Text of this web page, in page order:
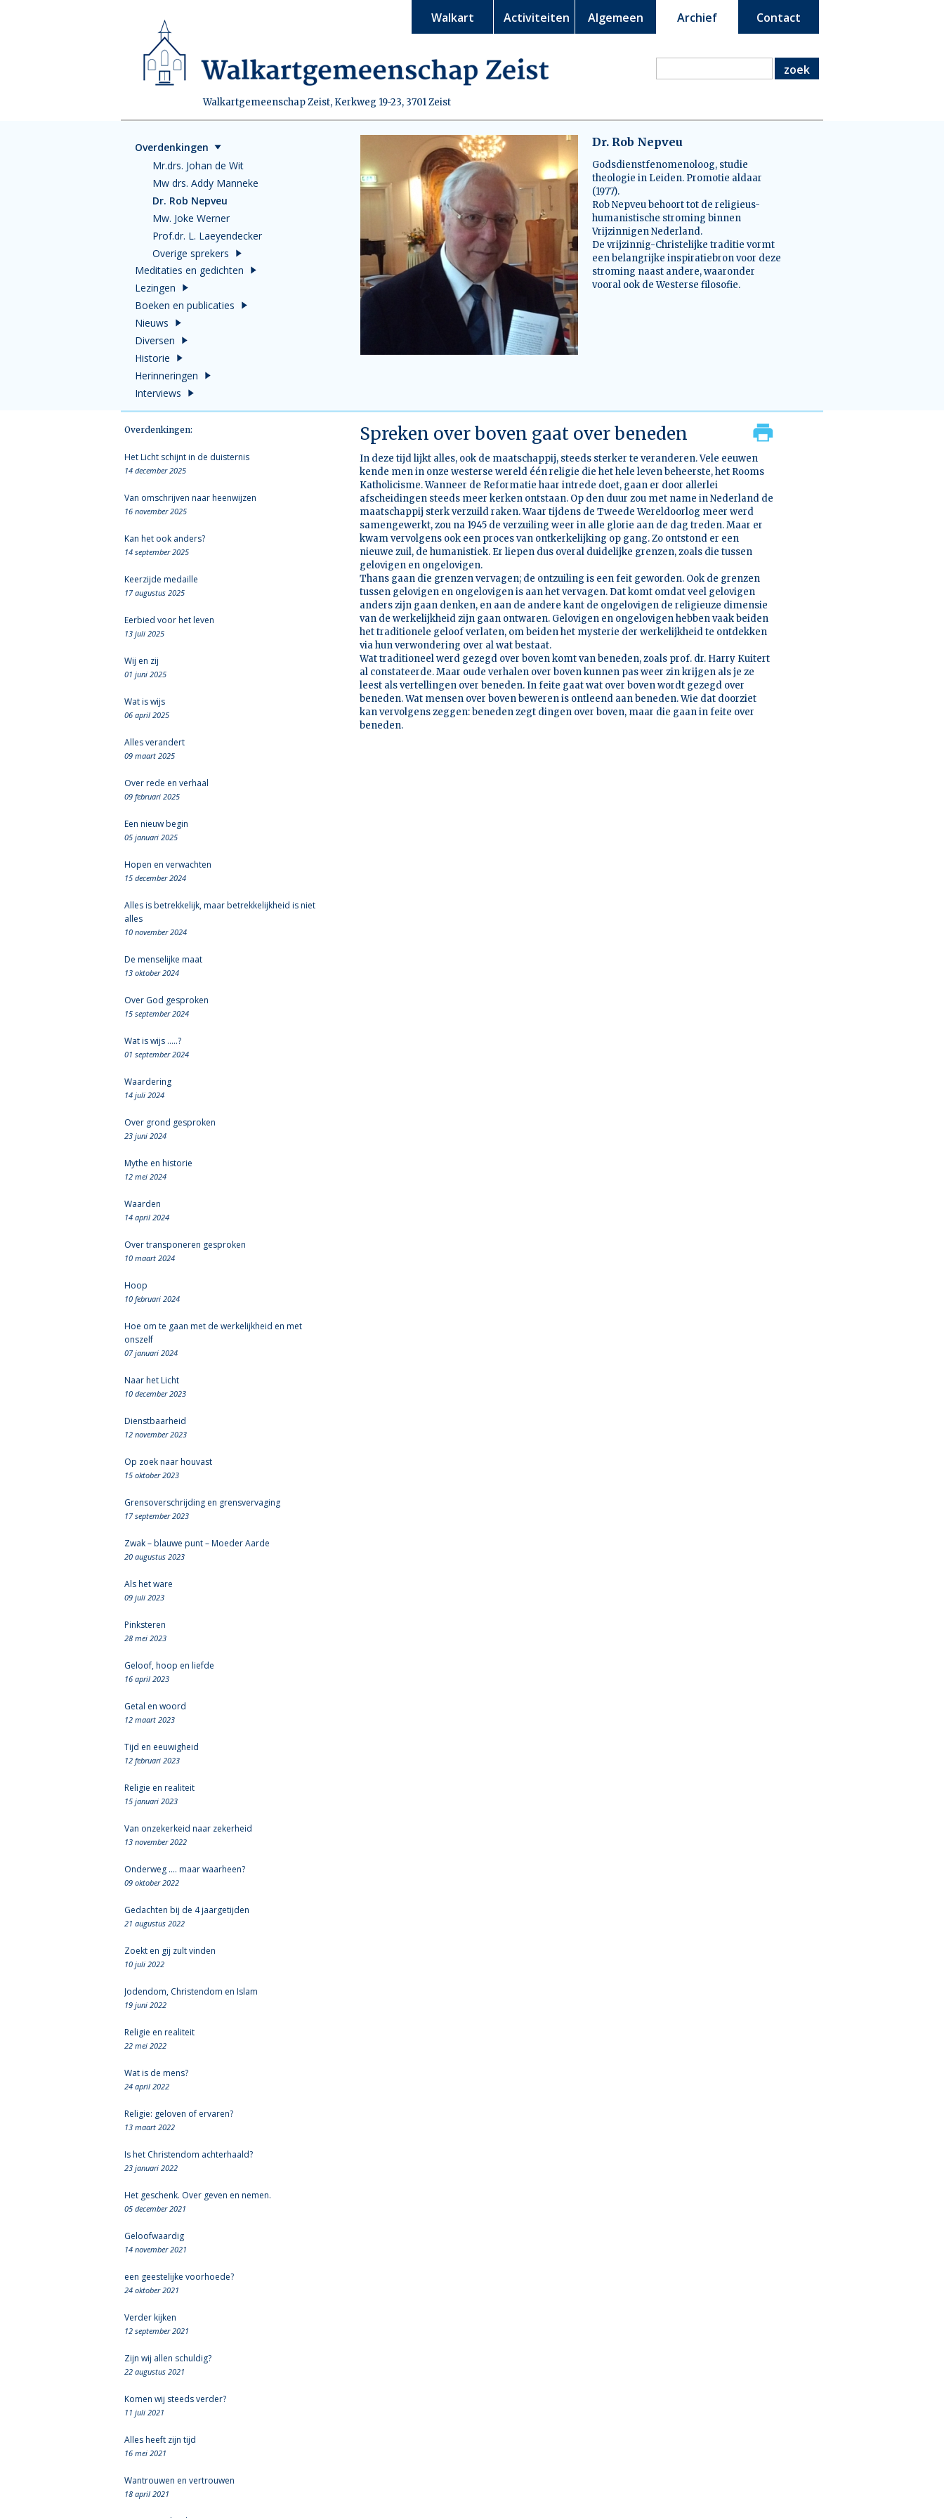
Walkartgemeenschap Zeist, Kerkweg 19-23, 3701 Zeist
Walkart Activiteiten Algemeen Archief Contact
zoek
Overdenkingen
Mr.drs. Johan de Wit
Mw drs. Addy Manneke
Dr. Rob Nepveu
Mw. Joke Werner
Prof.dr. L. Laeyendecker
Overige sprekers
Meditaties en gedichten
Lezingen
Boeken en publicaties
Nieuws
Diversen
Historie
Herinneringen
Interviews
Dr. Rob Nepveu
Godsdienstfenomenoloog, studie
theologie in Leiden. Promotie aldaar
(1977).
Rob Nepveu behoort tot de religieus-
humanistische stroming binnen
Vrijzinnigen Nederland.
De vrijzinnig-Christelijke traditie vormt
een belangrijke inspiratiebron voor deze
stroming naast andere, waaronder
vooral ook de Westerse filosofie.
Overdenkingen:
Het Licht schijnt in de duisternis
14 december 2025
Van omschrijven naar heenwijzen
16 november 2025
Kan het ook anders?
14 september 2025
Keerzijde medaille
17 augustus 2025
Eerbied voor het leven
13 juli 2025
Wij en zij
01 juni 2025
Wat is wijs
06 april 2025
Alles verandert
09 maart 2025
Over rede en verhaal
09 februari 2025
Een nieuw begin
05 januari 2025
Hopen en verwachten
15 december 2024
Alles is betrekkelijk, maar betrekkelijkheid is niet
alles
10 november 2024
De menselijke maat
13 oktober 2024
Over God gesproken
15 september 2024
Wat is wijs .....?
01 september 2024
Waardering
14 juli 2024
Over grond gesproken
23 juni 2024
Mythe en historie
12 mei 2024
Waarden
14 april 2024
Over transponeren gesproken
10 maart 2024
Hoop
10 februari 2024
Hoe om te gaan met de werkelijkheid en met
onszelf
07 januari 2024
Naar het Licht
10 december 2023
Dienstbaarheid
12 november 2023
Op zoek naar houvast
15 oktober 2023
Grensoverschrijding en grensvervaging
17 september 2023
Zwak – blauwe punt – Moeder Aarde
20 augustus 2023
Als het ware
09 juli 2023
Pinksteren
28 mei 2023
Geloof, hoop en liefde
16 april 2023
Getal en woord
12 maart 2023
Tijd en eeuwigheid
12 februari 2023
Religie en realiteit
15 januari 2023
Van onzekerkeid naar zekerheid
13 november 2022
Onderweg .... maar waarheen?
09 oktober 2022
Gedachten bij de 4 jaargetijden
21 augustus 2022
Zoekt en gij zult vinden
10 juli 2022
Jodendom, Christendom en Islam
19 juni 2022
Religie en realiteit
22 mei 2022
Wat is de mens?
24 april 2022
Religie: geloven of ervaren?
13 maart 2022
Is het Christendom achterhaald?
23 januari 2022
Het geschenk. Over geven en nemen.
05 december 2021
Geloofwaardig
14 november 2021
een geestelijke voorhoede?
24 oktober 2021
Verder kijken
12 september 2021
Zijn wij allen schuldig?
22 augustus 2021
Komen wij steeds verder?
11 juli 2021
Alles heeft zijn tijd
16 mei 2021
Wantrouwen en vertrouwen
18 april 2021
Spreken over boven gaat over beneden
In deze tijd lijkt alles, ook de maatschappij, steeds sterker te veranderen. Vele eeuwen
kende men in onze westerse wereld één religie die het hele leven beheerste, het Rooms
Katholicisme. Wanneer de Reformatie haar intrede doet, gaan er door allerlei
afscheidingen steeds meer kerken ontstaan. Op den duur zou met name in Nederland de
maatschappij sterk verzuild raken. Waar tijdens de Tweede Wereldoorlog meer werd
samengewerkt, zou na 1945 de verzuiling weer in alle glorie aan de dag treden. Maar er
kwam vervolgens ook een proces van ontkerkelijking op gang. Zo ontstond er een
nieuwe zuil, de humanistiek. Er liepen dus overal duidelijke grenzen, zoals die tussen
gelovigen en ongelovigen.
Thans gaan die grenzen vervagen; de ontzuiling is een feit geworden. Ook de grenzen
tussen gelovigen en ongelovigen is aan het vervagen. Dat komt omdat veel gelovigen
anders zijn gaan denken, en aan de andere kant de ongelovigen de religieuze dimensie
van de werkelijkheid zijn gaan ontwaren. Gelovigen en ongelovigen hebben vaak beiden
het traditionele geloof verlaten, om beiden het mysterie der werkelijkheid te ontdekken
via hun verwondering over al wat bestaat.
Wat traditioneel werd gezegd over boven komt van beneden, zoals prof. dr. Harry Kuitert
al constateerde. Maar oude verhalen over boven kunnen pas weer zin krijgen als je ze
leest als vertellingen over beneden. In feite gaat wat over boven wordt gezegd over
beneden. Wat mensen over boven beweren is ontleend aan beneden. Wie dat doorziet
kan vervolgens zeggen: beneden zegt dingen over boven, maar die gaan in feite over
beneden.